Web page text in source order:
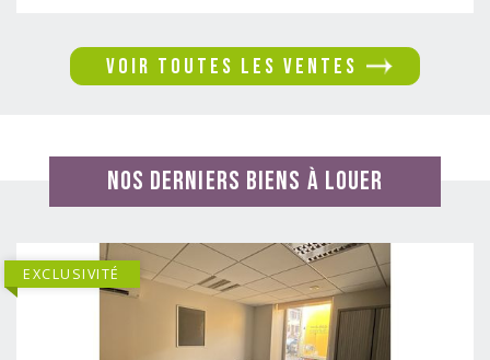
VOIR TOUTES LES ventes
Nos derniers biens à louer
EXCLUSIVITÉ